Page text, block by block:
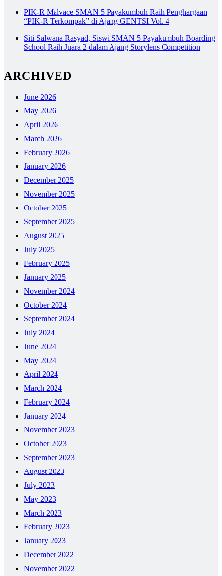
PIK-R Malvace SMAN 5 Payakumbuh Raih Penghargaan
“PIK-R Terkompak” di Ajang GENTSI Vol. 4
Siti Salwana Rasyad, Siswi SMAN 5 Payakumbuh Boarding
School Raih Juara 2 dalam Ajang Storylens Competition
ARCHIVED
June 2026
May 2026
April 2026
March 2026
February 2026
January 2026
December 2025
November 2025
October 2025
September 2025
August 2025
July 2025
February 2025
January 2025
November 2024
October 2024
September 2024
July 2024
June 2024
May 2024
April 2024
March 2024
February 2024
January 2024
November 2023
October 2023
September 2023
August 2023
July 2023
May 2023
March 2023
February 2023
January 2023
December 2022
November 2022